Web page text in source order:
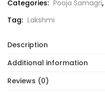
Categories: Pooja Samagri,
Tag: Lakshmi
Description
Additional information
Reviews (0)